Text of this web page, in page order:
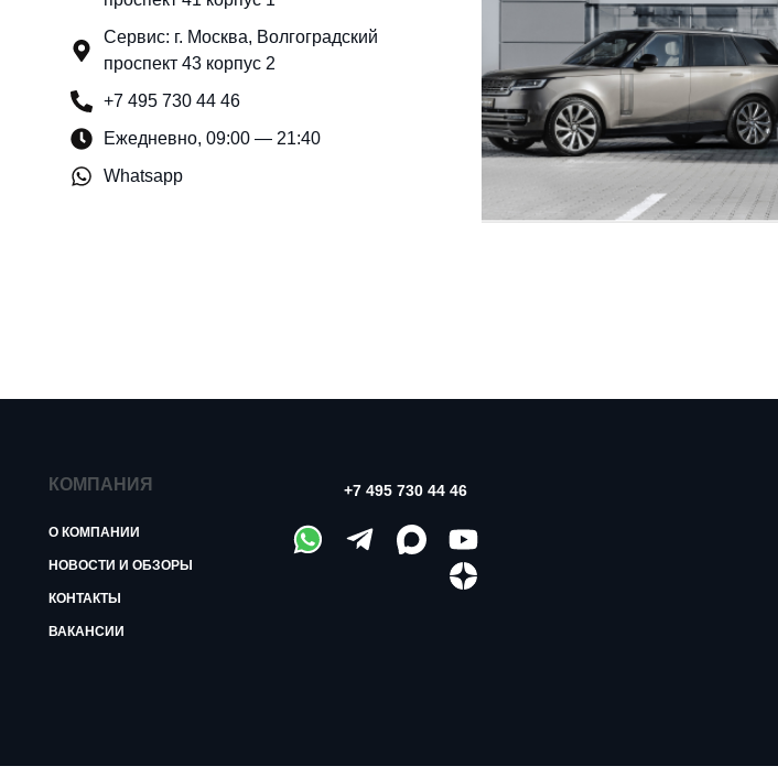
Сервис: г. Москва, Волгоградский
проспект 43 корпус 2
+7 495 730 44 46
Ежедневно, 09:00 — 21:40
Whatsapp
КОМПАНИЯ
О КОМПАНИИ
НОВОСТИ И ОБЗОРЫ
КОНТАКТЫ
ВАКАНСИИ
+7 495 730 44 46